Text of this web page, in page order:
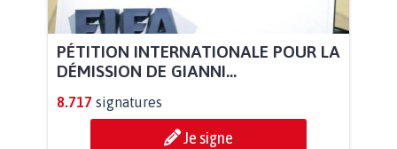
PÉTITION INTERNATIONALE POUR LA
DÉMISSION DE GIANNI...
8.717 signatures
Je signe